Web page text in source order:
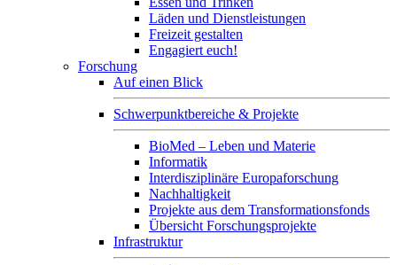
Läden und Dienstleistungen
Freizeit gestalten
Engagiert euch!
Forschung
Auf einen Blick
Schwerpunktbereiche & Projekte
BioMed – Leben und Materie
Informatik
Interdisziplinäre Europaforschung
Nachhaltigkeit
Projekte aus dem Transformationsfonds
Übersicht Forschungsprojekte
Infrastruktur